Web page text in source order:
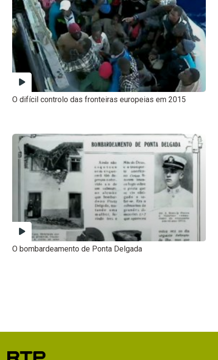
O difícil controlo das fronteiras europeias em 2015
O bombardeamento de Ponta Delgada